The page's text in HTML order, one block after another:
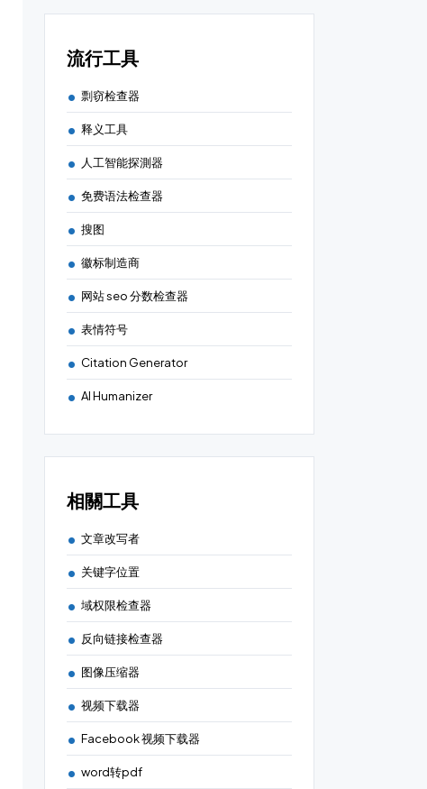
流行工具
剽窃检查器
释义工具
人工智能探測器
免费语法检查器
搜图
徽标制造商
网站 seo 分数检查器
表情符号
Citation Generator
AI Humanizer
相關工具
文章改写者
关键字位置
域权限检查器
反向链接检查器
图像压缩器
视频下载器
Facebook 视频下载器
word转pdf